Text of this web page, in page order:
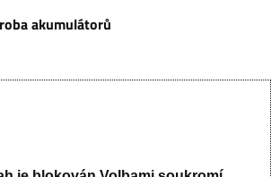
akumulátorů